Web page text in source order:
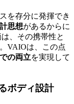
を存分に発揮でき
思想があるからに
、その携帯性と
VAIOは、この点
の両立を実現して
ボディ設計